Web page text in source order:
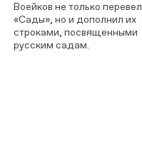
Воейков не только перевел
«Сады», но и дополнил их
строками, посвященными
русским садам.